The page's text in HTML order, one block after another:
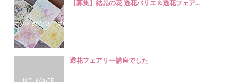
【募集】結晶の花 透花バリエ＆透花フェア...
透花フェアリー講座でした